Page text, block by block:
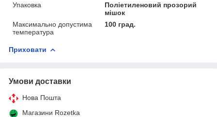
Упаковка
Поліетиленовий прозорий
мішок
Максимально допустима
температура
100 град.
Приховати
Умови доставки
Нова Пошта
Магазини Rozetka